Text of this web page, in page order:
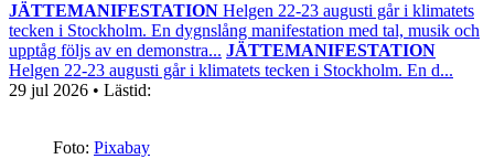
JÄTTEMANIFESTATION Helgen 22-23 augusti går i klimatets
tecken i Stockholm. En dygnslång manifestation med tal, musik och
upptåg följs av en demonstra... JÄTTEMANIFESTATION
Helgen 22-23 augusti går i klimatets tecken i Stockholm. En d...
29 jul 2026 • Lästid:
Foto: Pixabay